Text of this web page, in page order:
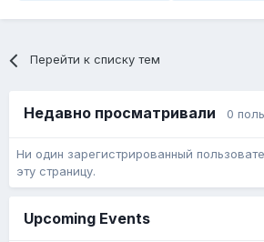
Перейти к списку тем
Недавно просматривали 0
Ни один зарегистрированный
эту страницу.
Upcoming Events